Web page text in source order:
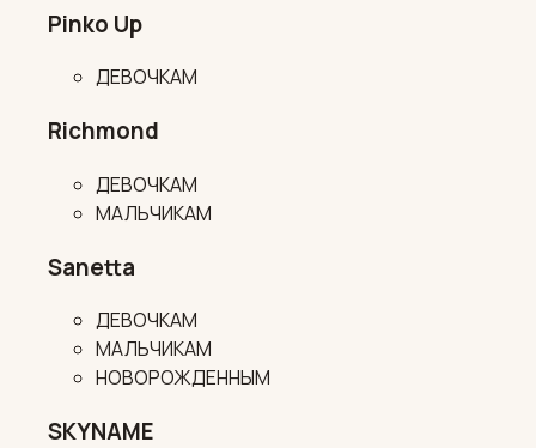
Pinko Up
ДЕВОЧКАМ
Richmond
ДЕВОЧКАМ
МАЛЬЧИКАМ
Sanetta
ДЕВОЧКАМ
МАЛЬЧИКАМ
НОВОРОЖДЕННЫМ
SKYNAME